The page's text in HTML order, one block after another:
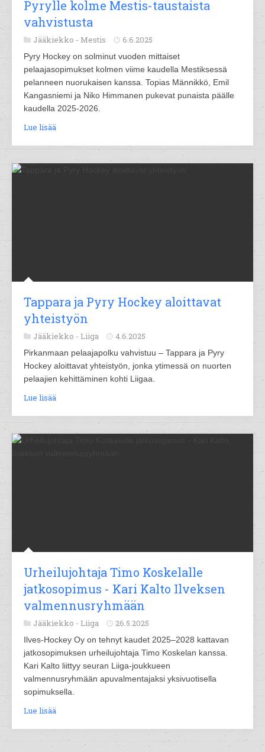
Pyrylle kolme Mestis-taustaista
vahvistusta
Jääkiekko - Mestis 6.6.2025
Pyry Hockey on solminut vuoden mittaiset
pelaajasopimukset kolmen viime kaudella Mestiksessä
pelanneen nuorukaisen kanssa. Topias Männikkö, Emil
Kangasniemi ja Niko Himmanen pukevat punaista päälle
kaudella 2025-2026.
Lue lisää
Tappara ja Pyry Hockey aloittavat
yhteistyön
Jääkiekko - Liiga 4.6.2025
Pirkanmaan pelaajapolku vahvistuu – Tappara ja Pyry
Hockey aloittavat yhteistyön, jonka ytimessä on nuorten
pelaajien kehittäminen kohti Liigaa.
Lue lisää
Urheilujohtaja Timo Koskelalle
jatkosopimus - Kari Kalto Ilveksen
valmennusryhmään
Jääkiekko - Liiga 26.5.2025
Ilves-Hockey Oy on tehnyt kaudet 2025–2028 kattavan
jatkosopimuksen urheilujohtaja Timo Koskelan kanssa.
Kari Kalto liittyy seuran Liiga-joukkueen
valmennusryhmään apuvalmentajaksi yksivuotisella
sopimuksella.
Lue lisää